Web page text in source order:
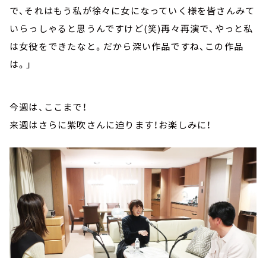
で、それはもう私が徐々に女になっていく様を皆さんみて
いらっしゃると思うんですけど(笑)再々再演で、やっと私
は女役をできたなと。だから深い作品ですね、この作品
は。」
今週は、ここまで！
来週はさらに紫吹さんに迫ります！お楽しみに！